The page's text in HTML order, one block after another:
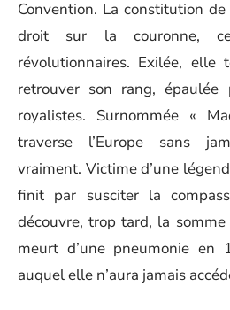
Convention. La constitution
droit sur la couronne,
révolutionnaires. Exilée,
retrouver son rang,
royalistes. Surnommée «
traverse l’Europe sans
vraiment. Victime d’une
finit par susciter la
découvre, trop tard, la
meurt d’une pneumonie en
auquel elle n’aura jamais